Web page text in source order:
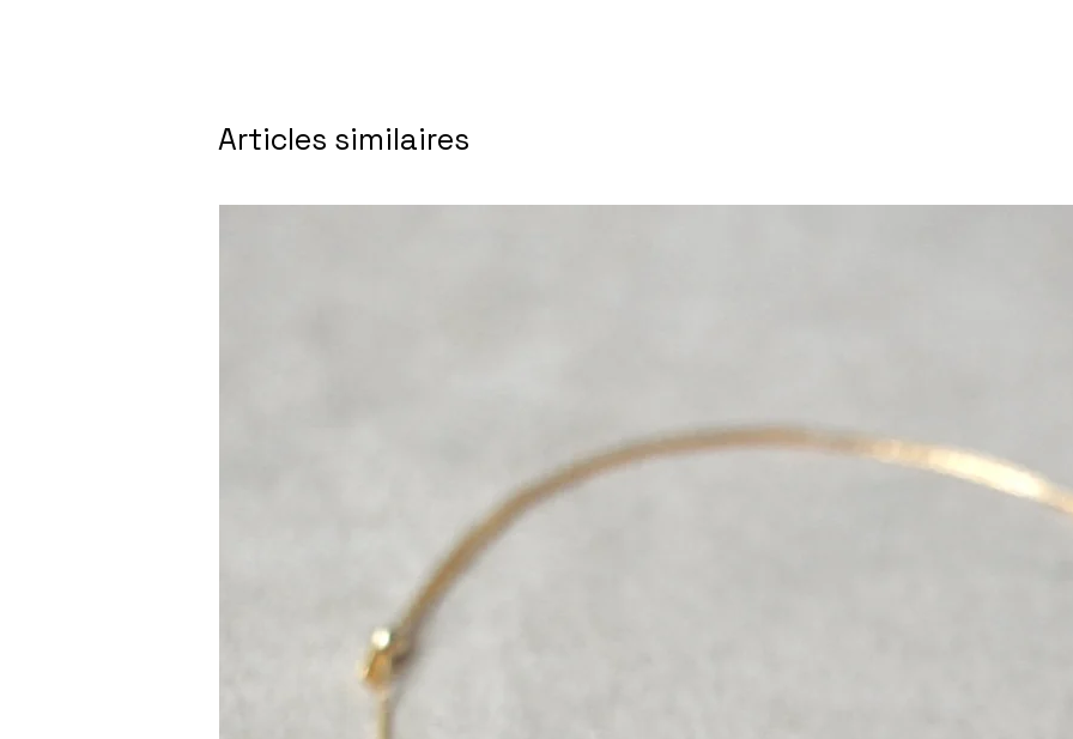
Articles similaires